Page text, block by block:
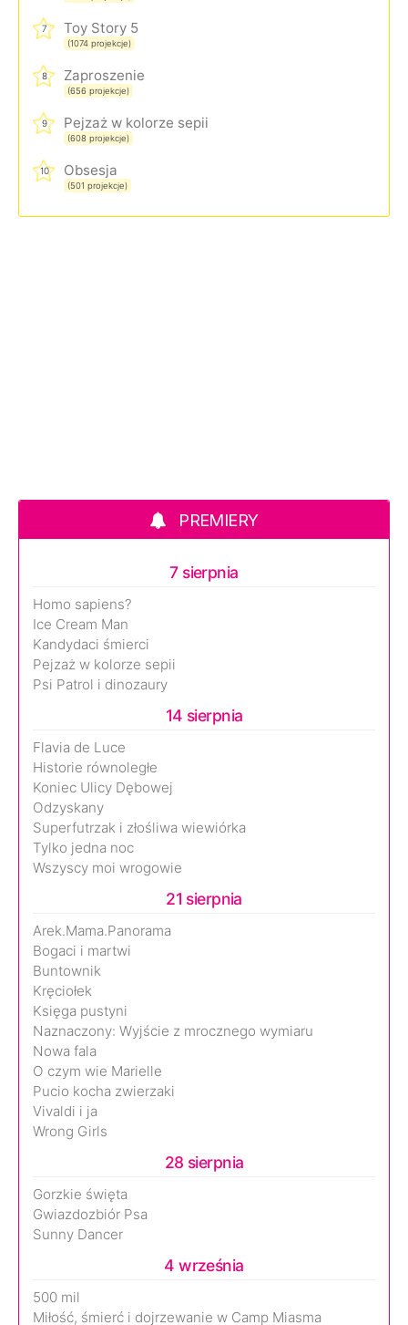
7 Toy Story 5
(1074 projekcje)
8 Zaproszenie
(656 projekcje)
9 Pejzaż w kolorze sepii
(608 projekcje)
10 Obsesja
(501 projekcje)
PREMIERY
7 sierpnia
Homo sapiens?
Ice Cream Man
Kandydaci śmierci
Pejzaż w kolorze sepii
Psi Patrol i dinozaury
14 sierpnia
Flavia de Luce
Historie równoległe
Koniec Ulicy Dębowej
Odzyskany
Superfutrzak i złośliwa wiewiórka
Tylko jedna noc
Wszyscy moi wrogowie
21 sierpnia
Arek.Mama.Panorama
Bogaci i martwi
Buntownik
Kręciołek
Księga pustyni
Naznaczony: Wyjście z mrocznego wymiaru
Nowa fala
O czym wie Marielle
Pucio kocha zwierzaki
Vivaldi i ja
Wrong Girls
28 sierpnia
Gorzkie święta
Gwiazdozbiór Psa
Sunny Dancer
4 września
500 mil
Miłość, śmierć i dojrzewanie w Camp Miasma